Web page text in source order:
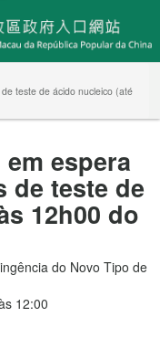
teste de ácido nucleico (até
espera
de teste de
12h00 do
do Novo Tipo de
12:00